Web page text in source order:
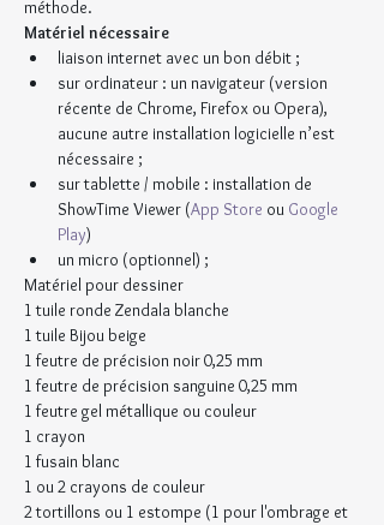
méthode.
Matériel nécessaire
liaison internet avec un bon débit ;
sur ordinateur : un navigateur (version
récente de Chrome, Firefox ou Opera),
aucune autre installation logicielle n’est
nécessaire ;
sur tablette / mobile : installation de
ShowTime Viewer (App Store ou Google
Play)
un micro (optionnel) ;
Matériel pour dessiner
1 tuile ronde Zendala blanche
1 tuile Bijou beige
1 feutre de précision noir 0,25 mm
1 feutre de précision sanguine 0,25 mm
1 feutre gel métallique ou couleur
1 crayon
1 fusain blanc
1 ou 2 crayons de couleur
2 tortillons ou 1 estompe (1 pour l'ombrage et